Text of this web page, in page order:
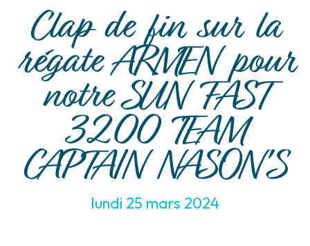
Clap de fin sur la
régate ARMEN pour
notre SUN FAST
3200 TEAM
CAPTAIN NASON'S
lundi 25 mars 2024